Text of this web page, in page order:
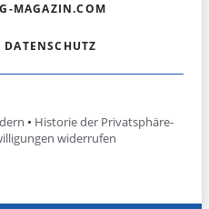
MAGAZIN.COM
DATENSCHUTZ
• Historie der Privatsphäre-
widerrufen